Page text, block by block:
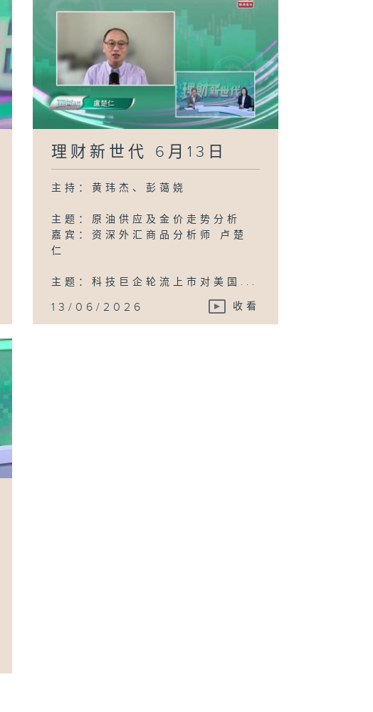
理财新世代 6月13日
主持：黄玮杰、彭蔼娆
主题：原油供应及金价走势分析
嘉宾：资深外汇商品分析师 卢楚
仁
主题：科技巨企轮流上市对美国...
13/06/2026 收看